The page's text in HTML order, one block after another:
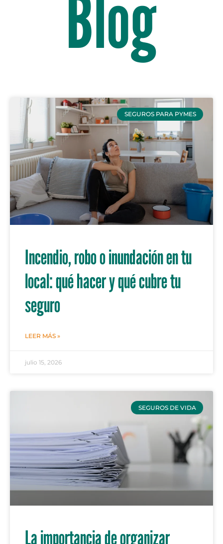
Blog
SEGUROS PARA PYMES
Incendio, robo o inundación en tu
local: qué hacer y qué cubre tu
seguro
LEER MÁS »
julio 15, 2026
SEGUROS DE VIDA
La importancia de organizar